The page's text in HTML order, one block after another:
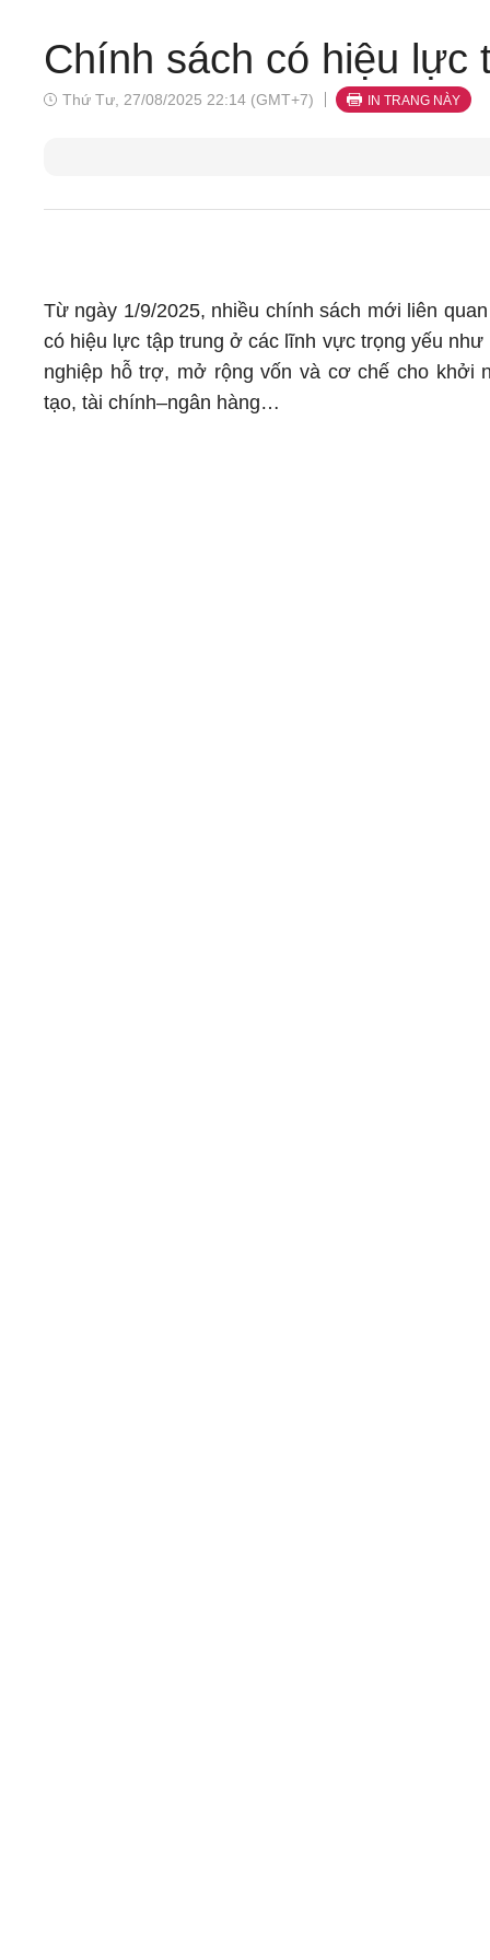
Chính sách có hiệu lực
Thứ Tư, 27/08/2025 22:14 (GMT+7) IN TRANG NÀY
Từ ngày 1/9/2025, nhiều chính sách mới liên
có hiệu lực tập trung ở các lĩnh vực trọng yếu như
nghiệp hỗ trợ, mở rộng vốn và cơ chế cho khởi
tạo, tài chính–ngân hàng…